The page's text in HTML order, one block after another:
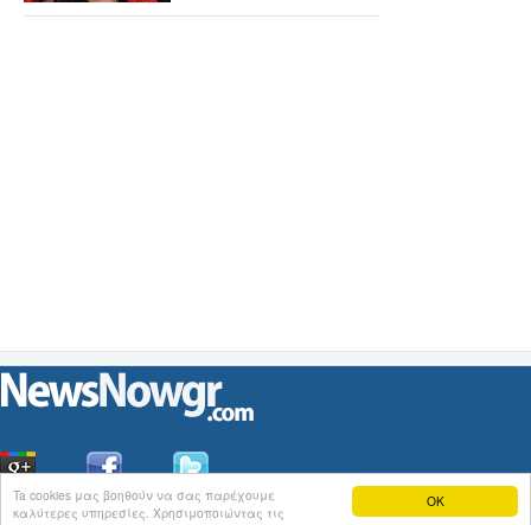
OK
Ta cookies μας βοηθούν να σας παρέχουμε
καλύτερες υπηρεσίες. Χρησιμοποιώντας τις